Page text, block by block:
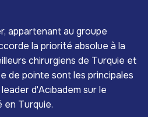
appartenant au groupe
la priorité absolue à la
chirurgiens de Turquie et
de pointe sont les principales
d'Acıbadem sur le
en Turquie.